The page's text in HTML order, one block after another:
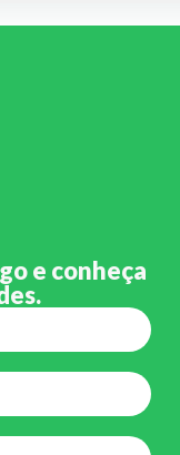
e conheça